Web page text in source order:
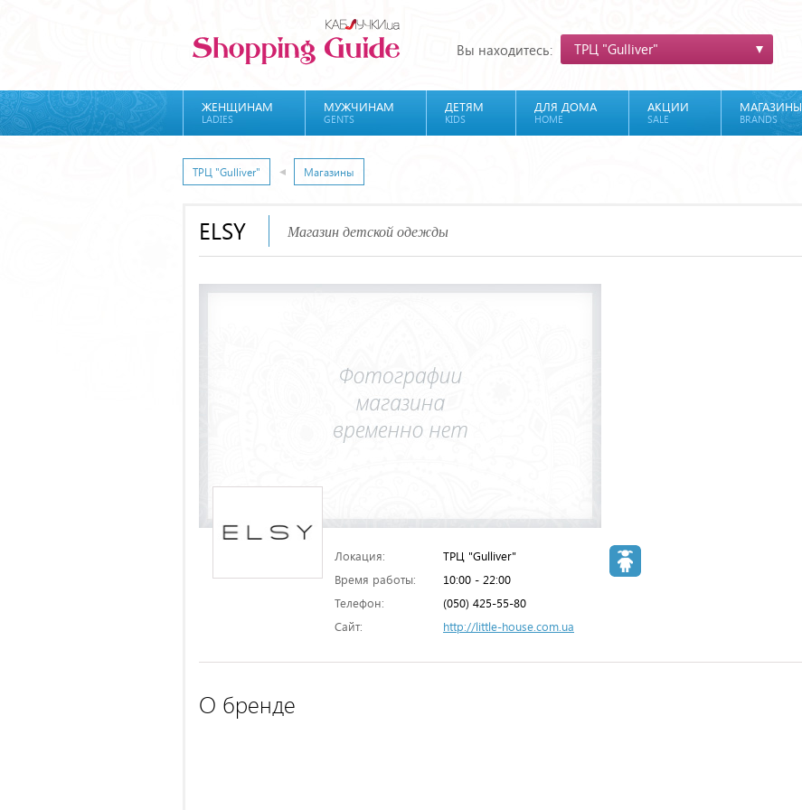
Вы находитесь: ТРЦ "Gulliver"
ЖЕНЩИНАМ
LADIES
МУЖЧИНАМ
GENTS
ДЕТЯМ
KIDS
ДЛЯ ДОМА
HOME
АКЦИИ
SALE
МАГАЗИНЫ
BRANDS
ТРЦ "Gulliver" Магазины
ELSY Магазин детской одежды
Локация:
ТРЦ "Gulliver"
Время работы:
10:00 - 22:00
Телефон:
(050) 425-55-80
Сайт:
http://little-house.com.ua
О бренде